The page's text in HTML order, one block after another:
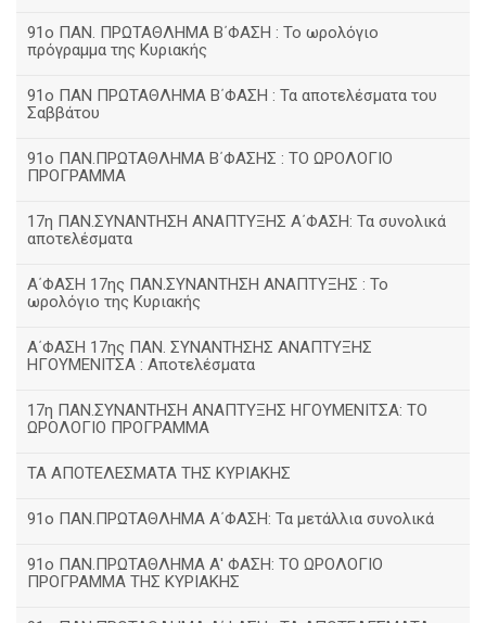
91ο ΠΑΝ. ΠΡΩΤΑΘΛΗΜΑ Β΄ΦΑΣΗ : Το ωρολόγιο
πρόγραμμα της Κυριακής
91ο ΠΑΝ ΠΡΩΤΑΘΛΗΜΑ Β΄ΦΑΣΗ : Τα αποτελέσματα του
Σαββάτου
91ο ΠΑΝ.ΠΡΩΤΑΘΛΗΜΑ Β΄ΦΑΣΗΣ : ΤΟ ΩΡΟΛΟΓΙΟ
ΠΡΟΓΡΑΜΜΑ
17η ΠΑΝ.ΣΥΝΑΝΤΗΣΗ ΑΝΑΠΤΥΞΗΣ Α΄ΦΑΣΗ: Τα συνολικά
αποτελέσματα
Α΄ΦΑΣΗ 17ης ΠΑΝ.ΣΥΝΑΝΤΗΣΗ ΑΝΑΠΤΥΞΗΣ : Το
ωρολόγιο της Κυριακής
Α΄ΦΑΣΗ 17ης ΠΑΝ. ΣΥΝΑΝΤΗΣΗΣ ΑΝΑΠΤΥΞΗΣ
ΗΓΟΥΜΕΝΙΤΣΑ : Αποτελέσματα
17η ΠΑΝ.ΣΥΝΑΝΤΗΣΗ ΑΝΑΠΤΥΞΗΣ ΗΓΟΥΜΕΝΙΤΣΑ: ΤΟ
ΩΡΟΛΟΓΙΟ ΠΡΟΓΡΑΜΜΑ
ΤΑ ΑΠΟΤΕΛΕΣΜΑΤΑ ΤΗΣ ΚΥΡΙΑΚΗΣ
91ο ΠΑΝ.ΠΡΩΤΑΘΛΗΜΑ Α΄ΦΑΣΗ: Τα μετάλλια συνολικά
91ο ΠΑΝ.ΠΡΩΤΑΘΛΗΜΑ Α' ΦΑΣΗ: ΤΟ ΩΡΟΛΟΓΙΟ
ΠΡΟΓΡΑΜΜΑ ΤΗΣ ΚΥΡΙΑΚΗΣ